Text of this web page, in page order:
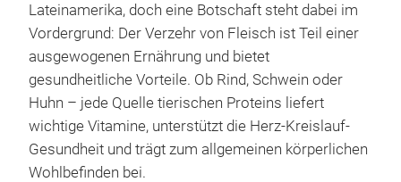
Lateinamerika, doch eine Botschaft steht dabei im
Vordergrund: Der Verzehr von Fleisch ist Teil einer
ausgewogenen Ernährung und bietet
gesundheitliche Vorteile. Ob Rind, Schwein oder
Huhn – jede Quelle tierischen Proteins liefert
wichtige Vitamine, unterstützt die Herz-Kreislauf-
Gesundheit und trägt zum allgemeinen körperlichen
Wohlbefinden bei.